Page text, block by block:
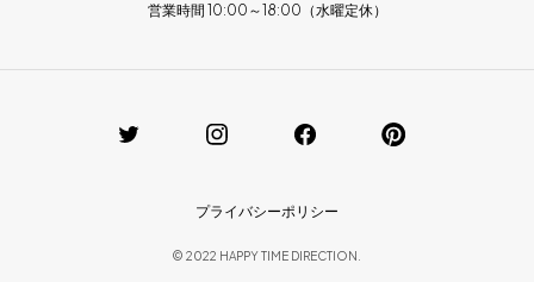
営業時間 10:00～18:00（水曜定休）
プライバシーポリシー
© 2022 HAPPY TIME DIRECTION.